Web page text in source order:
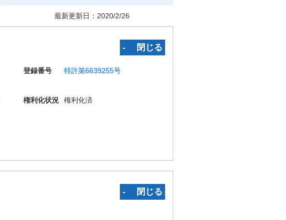
最新更新日： 2020/2/26
‐ 閉じる
登録番号
特許第6639255号
権利化状況
権利化済
‐ 閉じる